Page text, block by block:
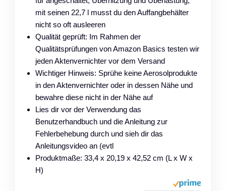
mit seinen 22,7 l musst du den Auffangbehälter
nicht so oft ausleeren
Qualität geprüft: Im Rahmen der
Qualitätsprüfungen von Amazon Basics testen wir
jeden Aktenvernichter vor dem Versand
Wichtiger Hinweis: Sprühe keine Aerosolprodukte
in den Aktenvernichter oder in dessen Nähe und
bewahre diese nicht in der Nähe auf
Lies dir vor der Verwendung das
Benutzerhandbuch und die Anleitung zur
Fehlerbehebung durch und sieh dir das
Anleitungsvideo an (evtl
Produktmaße: 33,4 x 20,19 x 42,52 cm (L x W x
H)